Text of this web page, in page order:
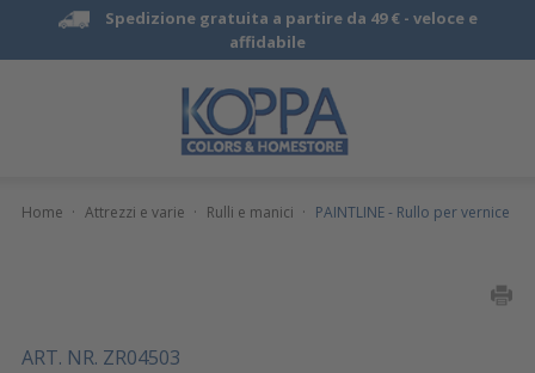
Spedizione gratuita a partire da 49 € - veloce e
affidabile
Home · Attrezzi e varie · Rulli e manici · PAINTLINE - Rullo per vernice
ART. NR. ZR04503